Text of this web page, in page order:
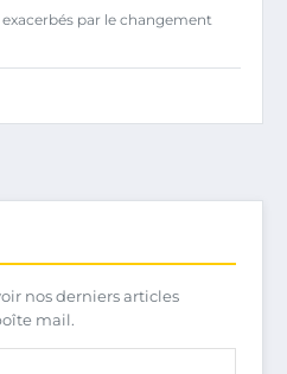
par le changement
nos derniers articles
mail.